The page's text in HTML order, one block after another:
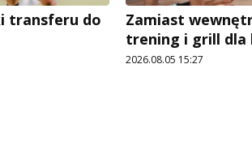
transferu do
Zamiast
trening i grill dla
2026.08.05 15:27